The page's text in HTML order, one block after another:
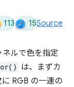
113 15Source
ネルで色を指定
は、まずカ
RGB の一連の